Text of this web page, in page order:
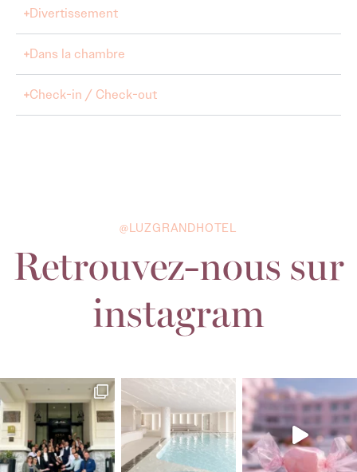
Divertissement
Dans la chambre
Check-in / Check-out
@LUZGRANDHOTEL
Retrouvez-nous sur
instagram